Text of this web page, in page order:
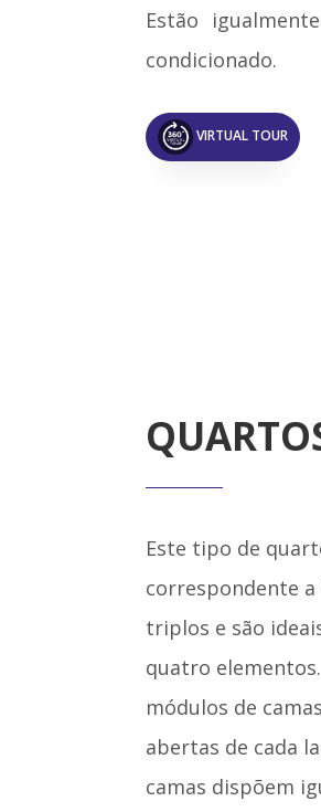
Estão
condicionado.
VIRTUAL TOUR
Este tipo de
correspondente a
triplos e são
quatro
módulos de
abertas de cada
camas dispõem